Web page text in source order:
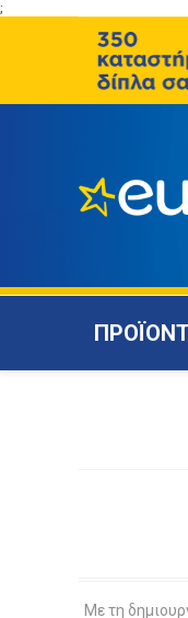
;
Με τη